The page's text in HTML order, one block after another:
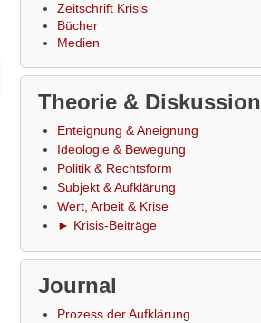
Zeitschrift Krisis
Bücher
Medien
Theorie & Diskussion
Enteignung & Aneignung
Ideologie & Bewegung
Politik & Rechtsform
Subjekt & Aufklärung
Wert, Arbeit & Krise
► Krisis-Beiträge
Journal
Prozess der Aufklärung